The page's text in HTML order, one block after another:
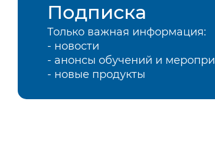
Подписка
Только важная информация:
- новости
- анонсы обучений и
- новые продукты